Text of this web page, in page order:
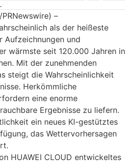
–
als der heißeste
Aufzeichnungen und
wärmste seit 120.000 Jahren in
Mit der zunehmenden
steigt die Wahrscheinlichkeit
Herkömmliche
eine enorme
Ergebnisse zu liefern.
ein neues KI-gestütztes
das Wettervorhersagen
HUAWEI CLOUD entwickeltes